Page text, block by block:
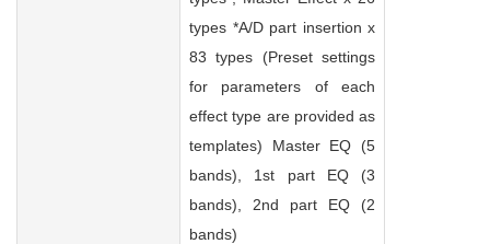
types *A/D part insertion x
83 types (Preset settings
for parameters of each
effect type are provided as
templates) Master EQ (5
bands), 1st part EQ (3
bands), 2nd part EQ (2
bands)